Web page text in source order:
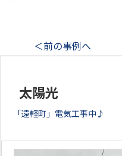
＜前の事例へ
太陽光
「遠軽町」電気工事中♪